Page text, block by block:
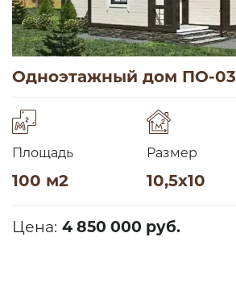
Одноэтажный дом ПО-03
Площадь
100 м2
Размер
10,5х10
Цена: 4 850 000 руб.